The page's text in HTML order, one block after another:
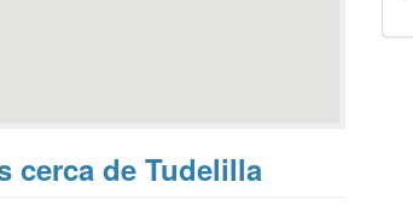
cerca de Tudelilla